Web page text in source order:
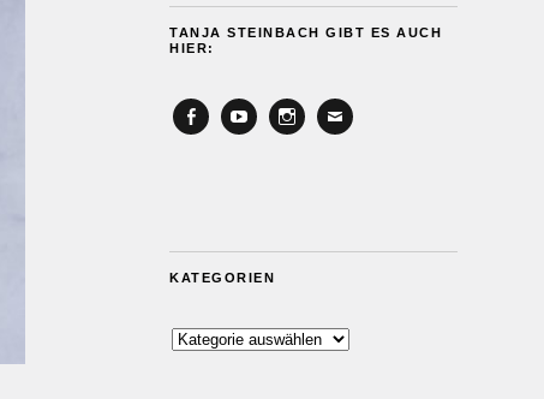
TANJA STEINBACH GIBT ES AUCH
HIER:
KATEGORIEN
Kategorien